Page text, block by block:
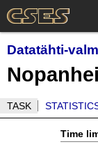
Datatähti-
TASK
Time